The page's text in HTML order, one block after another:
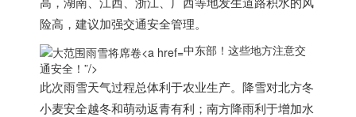
险高，建议加强交通安全管理。
中东部！这些地方注意交
通安全！”/>
此次雨雪天气过程总体利于农业生产。降雪对北方冬
小麦安全越冬和萌动返青有利；南方降雨利于增加水